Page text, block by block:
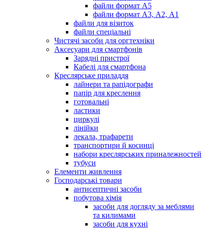
файли формат А5
файли формат А3, А2, А1
файли для візиток
файли спеціальні
Чистячі засоби для оргтехніки
Аксесуари для смартфонів
Зарядні пристрої
Кабелі для смартфона
Креслярське приладдя
лайнери та рапідографи
папір для креслення
готовальні
ластики
циркулі
лінійки
лекала, трафарети
транспортири й косинці
набори креслярських приналежностей
тубуси
Елементи живлення
Господарські товари
антисептичні засоби
побутова хімія
засоби для догляду за меблями
та килимами
засоби для кухні